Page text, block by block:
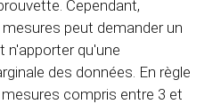
Cependant,
peut demander un
n'apporter qu'une
des données. En règle
compris entre 3 et